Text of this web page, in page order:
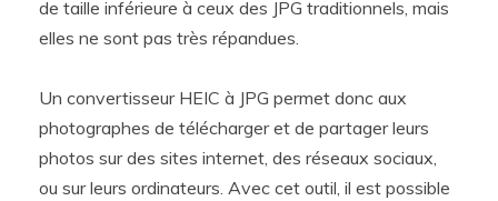
de taille inférieure à ceux des JPG traditionnels, mais
elles ne sont pas très répandues.
Un convertisseur HEIC à JPG permet donc aux
photographes de télécharger et de partager leurs
photos sur des sites internet, des réseaux sociaux,
ou sur leurs ordinateurs. Avec cet outil, il est possible